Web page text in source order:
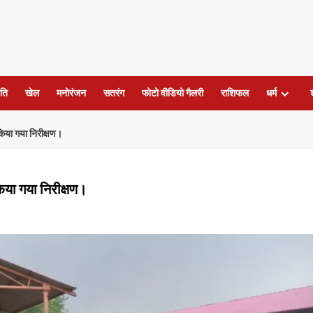
खेल मनोरंजन सतरंग फोटो वीडियो गैलरी राशिफल धर्म
गया निरीक्षण।
गया निरीक्षण।